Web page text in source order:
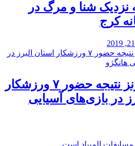
نزدیک شنا و مرگ در
کرج
۲ مدال برنز نتیجه حضور ۷ ورزشکار
در بازی‌های آسیایی